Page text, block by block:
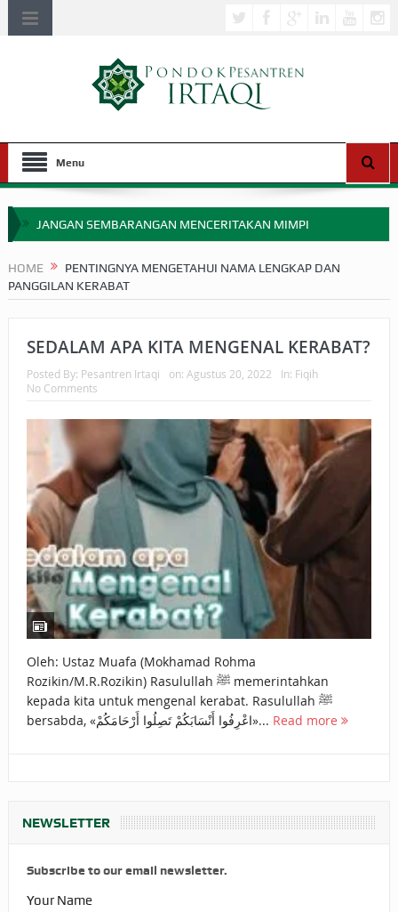
Menu
JANGAN SEMBARANGAN MENCERITAKAN MIMPI
MIMPI YANG DIABAIKAN MENJELANG PERANG BADAR
HAKIKAT NIKMAT DI DUNIA!
BAGAIMANA CARA MEMBAYAR ZAKAT UANG?
UANG HARAM BISA MENJADI HALAL JIKA SEBAB
KEPEMILIKANNYA BERUBAH
ISTIDLAL BATIL VS ISTIDLAL SYAR’I
BAHASA CINTA KARENA ALLAH
HUKUM MEMBAYAR ZAKAT DENGAN CARA MENGANGSUR
HUKUM MEMBAYAR ZAKAT KEPADA KERABAT SENDIRI
HOME
PENTINGNYA MENGETAHUI NAMA LENGKAP DAN
PANGGILAN KERABAT
SEDALAM APA KITA MENGENAL KERABAT?
Posted By: Pesantren Irtaqi on: Agustus 20, 2022 In: Fiqih
No Comments
Oleh: Ustaz Muafa (Mokhamad Rohma
Rozikin/M.R.Rozikin) Rasulullah ﷺ memerintahkan
kepada kita untuk mengenal kerabat. Rasulullah ﷺ
bersabda, «اعْرِفُوا ‌أَنْسَابَكُمْ تَصِلُوا أَرْحَامَكُمْ»... Read more
NEWSLETTER
Subscribe to our email newsletter.
Your Name